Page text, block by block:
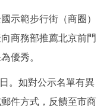
政策服務
範步行街（商圈）
商務部推薦北京前門
優秀。
。如對公示名單有異
件方式，反饋至市商